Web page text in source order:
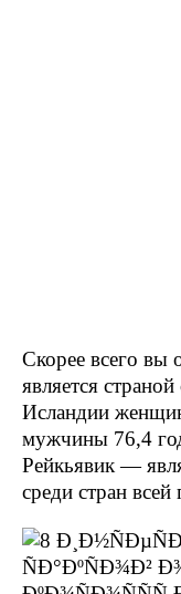
Скорее всего вы
является
Исландии
мужчины 76,4
Рейкьявик —
среди стран всей